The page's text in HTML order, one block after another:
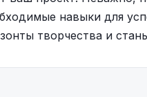
навыки для
творчества и